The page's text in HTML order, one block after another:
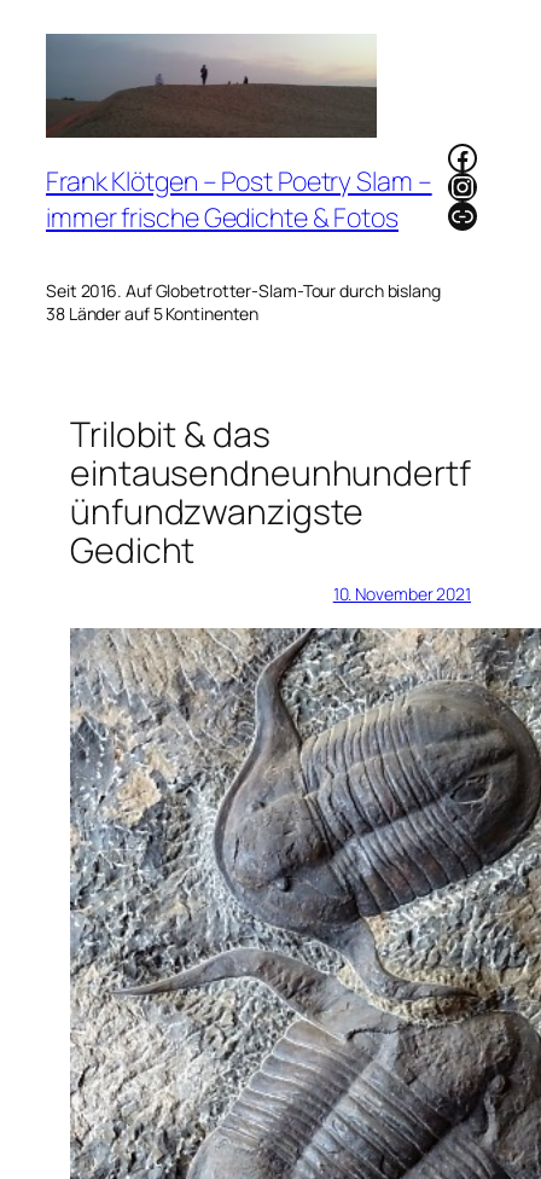
Frank Klötgen – Post Poetry Slam –
immer frische Gedichte & Fotos
Seit 2016. Auf Globetrotter-Slam-Tour durch bislang
38 Länder auf 5 Kontinenten
Link
Trilobit & das
eintausendneunhundertf
ünfundzwanzigste
Gedicht
10. November 2021